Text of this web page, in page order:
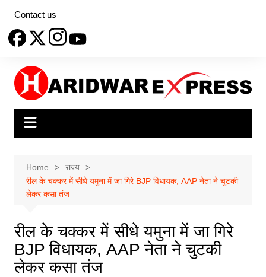
content
Contact us
Home
राज्य
रील के चक्कर में सीधे यमुना में जा गिरे BJP विधायक, AAP नेता ने चुटकी
लेकर कसा तंज
रील के चक्कर में सीधे यमुना में जा गिरे
BJP विधायक, AAP नेता ने चुटकी
लेकर कसा तंज